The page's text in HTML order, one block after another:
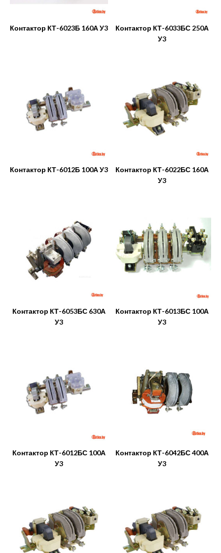
Контактор КТ-6023Б 160А У3
Контактор КТ-6033БС 250А
У3
Контактор КТ-6012Б 100А У3
Контактор КТ-6022БС 160А
У3
Контактор КТ-6053БС 630А
У3
Контактор КТ-6013БС 100А
У3
Контактор КТ-6012БС 100А
У3
Контактор КТ-6042БС 400А
У3